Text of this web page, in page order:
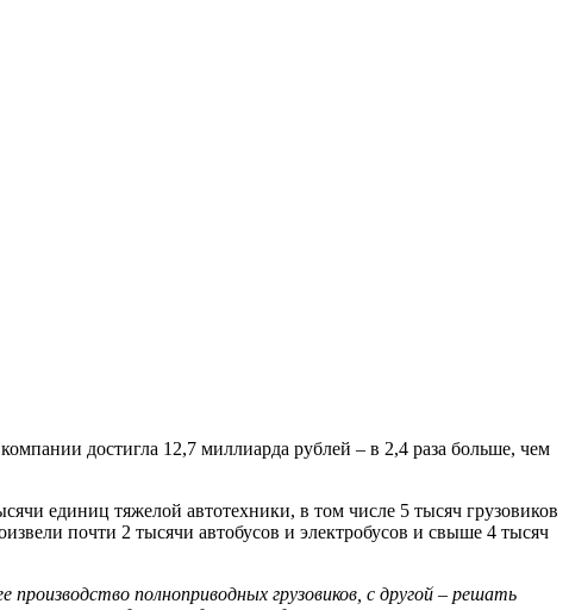
достигла 12,7 миллиарда рублей – в 2,4 раза больше, чем
единиц тяжелой автотехники, в том числе 5 тысяч грузовиков
почти 2 тысячи автобусов и электробусов и свыше 4 тысяч
полноприводных грузовиков, с другой – решать